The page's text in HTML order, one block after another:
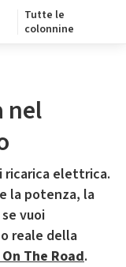
Tutte le
colonnine
nel
ricarica elettrica.
la potenza, la
vuoi
reale della
The Road.